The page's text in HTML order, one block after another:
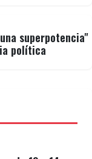
superpotencia"
política